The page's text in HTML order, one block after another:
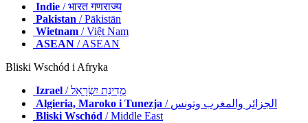
Indie / भारत गणराज्य
Pakistan / Pākistān
Wietnam / Việt Nam
ASEAN / ASEAN
Bliski Wschód i Afryka
Izrael
/ מְדִינַת יִשְׂרָאֵל
Algieria, Maroko i Tunezja
/ الجزائر والمغرب وتونس
Bliski Wschód / Middle East